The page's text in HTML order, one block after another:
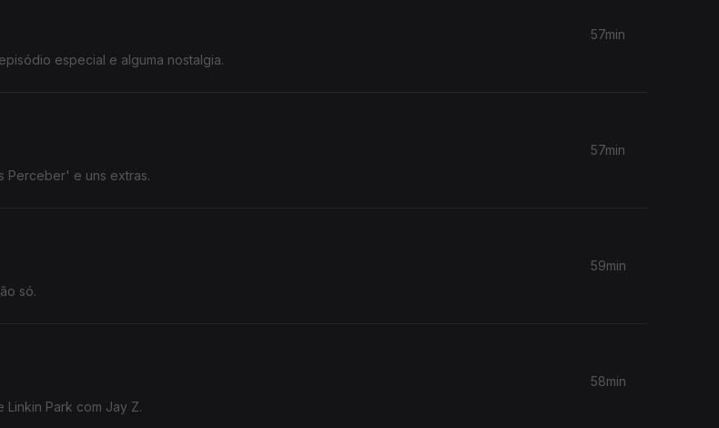
especial e alguma nostalgia.
57min
Perceber' e uns extras.
57min
só.
59min
Linkin Park com Jay Z.
58min